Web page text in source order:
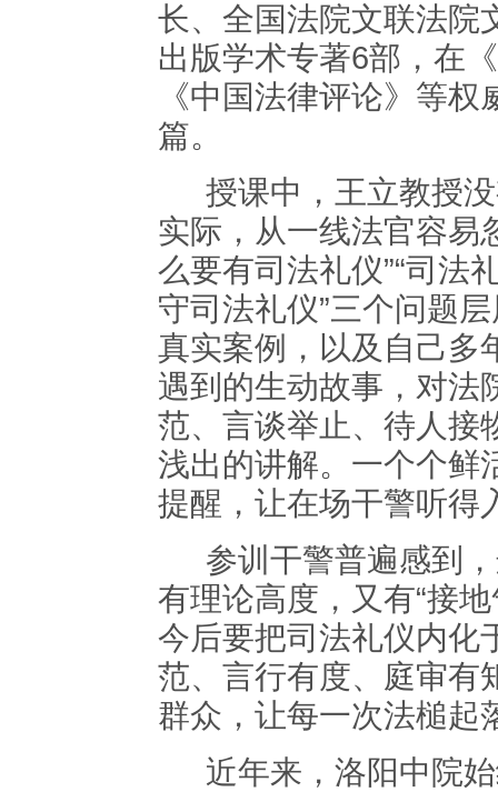
长、全国法院文联法院
出版学术专著6部，在
《中国法律评论》等
篇。
授课中，王立教授
实际，从一线法官容易
么要有司法礼仪”“司法
守司法礼仪”三个问题
真实案例，以及自己多
遇到的生动故事，对法
范、言谈举止、待人接
浅出的讲解。一个个鲜
提醒，让在场干警听得
参训干警普遍感到
有理论高度，又有“接
今后要把司法礼仪内化
范、言行有度、庭审有
群众，让每一次法槌起
近年来，洛阳中院